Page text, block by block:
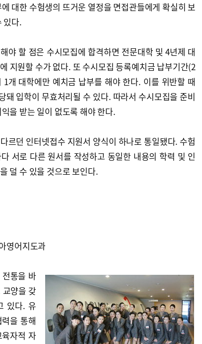
대한 수험생의 뜨거운 열정을 면접관들에게 확실히 보
있다.
야 할 점은 수시모집에 합격하면 전문대학 및 4년제 대
지원할 수가 없다. 또 수시모집 등록예치금 납부기간(2
개 대학에만 예치금 납부를 해야 한다. 이를 위반할 때
돼 입학이 무효처리될 수 있다. 따라서 수시모집을 준비
을 받는 일이 없도록 해야 한다.
르던 인터넷접수 지원서 양식이 하나로 통일됐다. 수험
서로 다른 원서를 작성하고 동일한 내용의 학력 및 인
덜 수 있을 것으로 보인다.
영어지도과
통을 바
양을 갖
있다. 유
을 통해
자적 자